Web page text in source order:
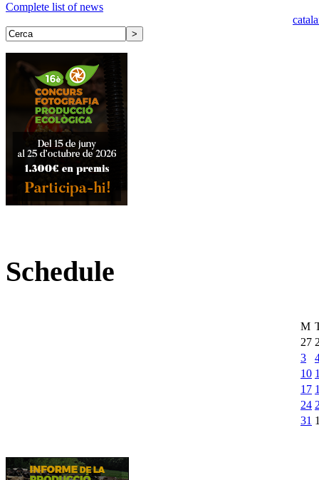
Complete list of news
Schedule
M
27
3
10
17
24
31